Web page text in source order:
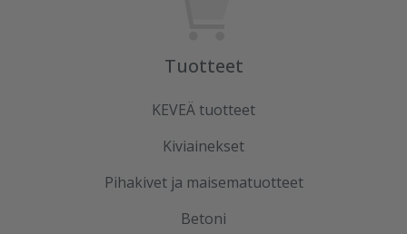
Tuotteet
KEVEÄ tuotteet
Kiviainekset
Pihakivet ja maisematuotteet
Betoni